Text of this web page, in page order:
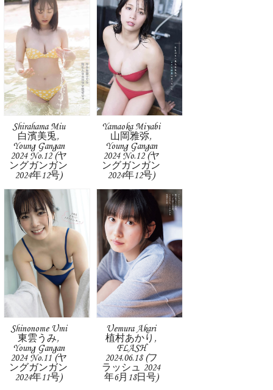
Shirahama Miu
白濱美兎,
Young Gangan
2024 No.12 (ヤ
ングガンガン
2024年12号)
Yamaoka Miyabi
山岡雅弥,
Young Gangan
2024 No.12 (ヤ
ングガンガン
2024年12号)
Shinonome Umi
東雲うみ,
Young Gangan
2024 No.11 (ヤ
ングガンガン
2024年11号)
Uemura Akari
植村あかり,
FLASH
2024.06.18 (フ
ラッシュ 2024
年6月18日号)